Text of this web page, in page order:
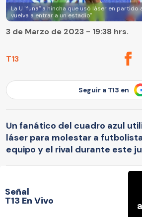
La U "funa" a hincha que usó láser en partido
vuelva a entrar a un estadio"
T13
3 de Marzo de 2023 - 19:38 hrs.
Seguir a T13 en
Un fanático del cuadro azul
láser para molestar a
equipo y el rival durante este
Señal
T13 En Vivo